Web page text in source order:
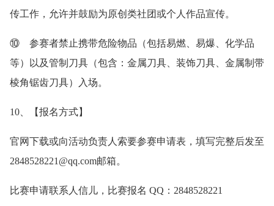
传工作，允许并鼓励为原创类社团或个人作品宣传。
⑩ 参赛者禁止携带危险物品（包括易燃、易爆、化学品
等）以及管制刀具（包含：金属刀具、装饰刀具、金属制带
棱角锯齿刀具）入场。
10、【报名方式】
官网下载或向活动负责人索要参赛申请表，填写完整后发至
2848528221@qq.com邮箱。
比赛申请联系人信儿，比赛报名 QQ：2848528221